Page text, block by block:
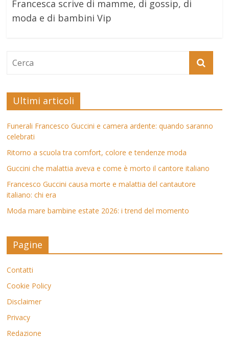
Francesca scrive di mamme, di gossip, di
moda e di bambini Vip
Ultimi articoli
Funerali Francesco Guccini e camera ardente: quando saranno
celebrati
Ritorno a scuola tra comfort, colore e tendenze moda
Guccini che malattia aveva e come è morto il cantore italiano
Francesco Guccini causa morte e malattia del cantautore
italiano: chi era
Moda mare bambine estate 2026: i trend del momento
Pagine
Contatti
Cookie Policy
Disclaimer
Privacy
Redazione